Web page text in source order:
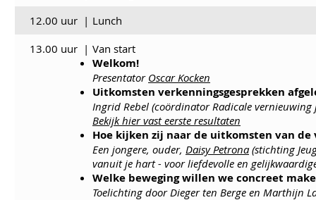
12.00 uur | Lunch
13.00 uur | Van start
Welkom!
Presentator Oscar Kocken
Uitkomsten verkenningsgesprekken
Ingrid Rebel (coördinator Radicale vernieuwing
Bekijk hier vast eerste resultaten
Hoe kijken zij naar de uitkomsten van de
Een jongere, ouder, Daisy Petrona(stichting
vanuit je hart - voor liefdevolle en
Welke beweging willen we concreet
Toelichting door Dieger ten Berge en Marthijn